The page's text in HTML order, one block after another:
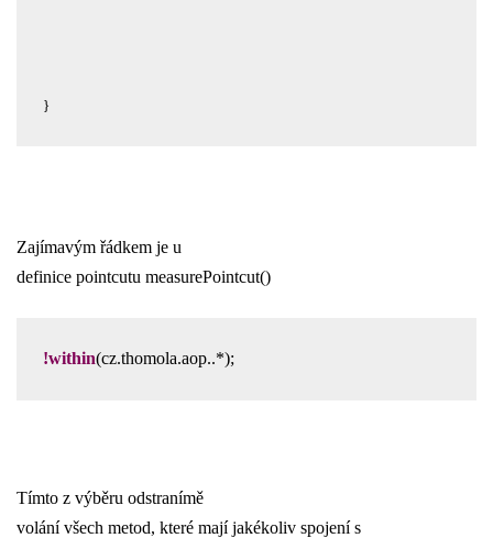
}
Zajímavým řádkem je u
definice pointcutu measurePointcut()
!within(cz.thomola.aop..*);
Tímto z výběru odstranímě
volání všech metod, které mají jakékoliv spojení s